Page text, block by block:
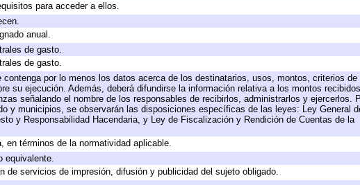
para acceder a ellos.
anual.
de gasto.
de gasto.
por lo menos los datos acerca de los destinatarios, usos, montos, criterios de
su ejecución. Además, deberá difundirse la información relativa a los montos
señalando el nombre de los responsables de recibirlos, administrarlos y ejercerlos.
y municipios, se observarán las disposiciones específicas de las leyes: Ley General
y Responsabilidad Hacendaria, y Ley de Fiscalización y Rendición de Cuentas de la
en términos de la normatividad aplicable.
equivalente.
servicios de impresión, difusión y publicidad del sujeto obligado.